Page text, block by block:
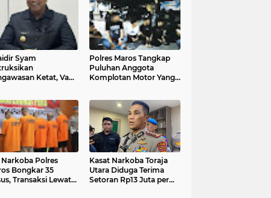
Syam
Ketat, Vape
Polres Maros Tangkap
Puluhan Anggota
Komplotan Motor Yang
Narkoba Polres
Bongkar 35
Transaksi Lewat
Kasat Narkoba Toraja
Utara Diduga Terima
Setoran Rp13 Juta per